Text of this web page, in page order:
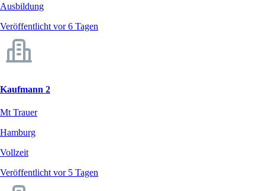
Ausbildung
Veröffentlicht vor 6 Tagen
Kaufmann 2
Mt Trauer
Hamburg
Vollzeit
Veröffentlicht vor 5 Tagen